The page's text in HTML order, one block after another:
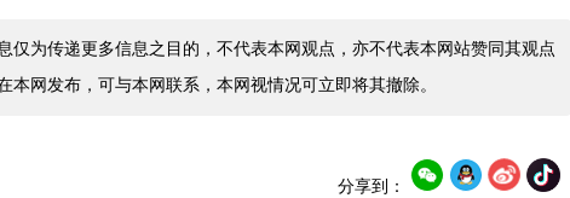
仅为传递更多信息之目的，不代表本网观点，亦不代表本网站赞同其观点
网发布，可与本网联系，本网视情况可立即将其撤除。
分享到：